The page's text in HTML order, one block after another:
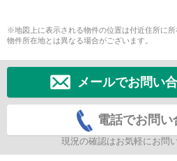
※地図上に表示される物件の位置は付近住所に
物件所在地とは異なる場合がございます。
メールでお問い
電話でお問い
現況の確認はお気軽にお問